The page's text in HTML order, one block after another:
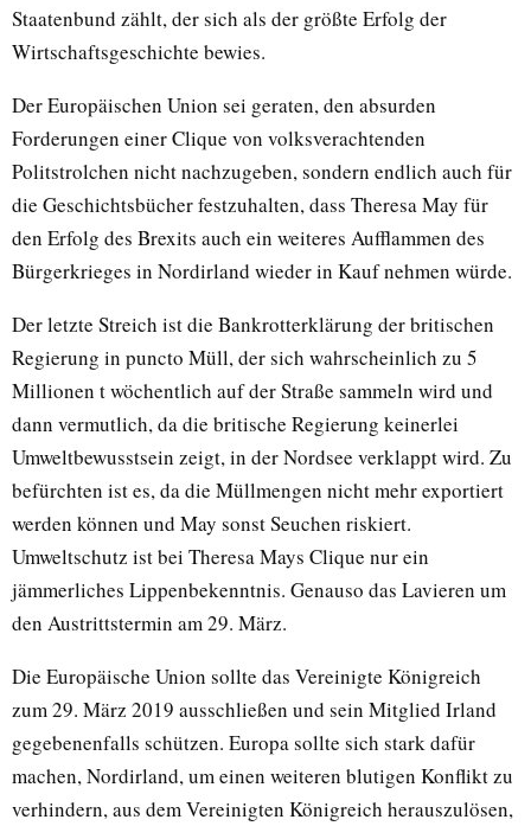
Staatenbund zählt, der sich als der größte Erfolg der
Wirtschaftsgeschichte bewies.
Der Europäischen Union sei geraten, den absurden
Forderungen einer Clique von volksverachtenden
Politstrolchen nicht nachzugeben, sondern endlich auch für
die Geschichtsbücher festzuhalten, dass Theresa May für
den Erfolg des Brexits auch ein weiteres Aufflammen des
Bürgerkrieges in Nordirland wieder in Kauf nehmen würde.
Der letzte Streich ist die Bankrotterklärung der britischen
Regierung in puncto Müll, der sich wahrscheinlich zu 5
Millionen t wöchentlich auf der Straße sammeln wird und
dann vermutlich, da die britische Regierung keinerlei
Umweltbewusstsein zeigt, in der Nordsee verklappt wird. Zu
befürchten ist es, da die Müllmengen nicht mehr exportiert
werden können und May sonst Seuchen riskiert.
Umweltschutz ist bei Theresa Mays Clique nur ein
jämmerliches Lippenbekenntnis. Genauso das Lavieren um
den Austrittstermin am 29. März.
Die Europäische Union sollte das Vereinigte Königreich
zum 29. März 2019 ausschließen und sein Mitglied Irland
gegebenenfalls schützen. Europa sollte sich stark dafür
machen, Nordirland, um einen weiteren blutigen Konflikt zu
verhindern, aus dem Vereinigten Königreich herauszulösen,